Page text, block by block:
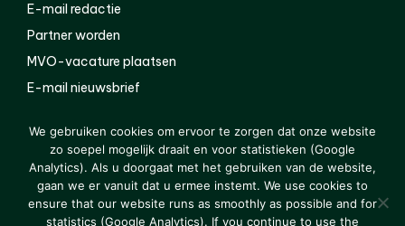
E-mail redactie
Partner worden
MVO-vacature plaatsen
E-mail nieuwsbrief
© 2000-2026 Van der Molen EIS Colofon
Disclaimer
Privacy
We gebruiken cookies om ervoor te zorgen dat onze website
zo soepel mogelijk draait en voor statistieken (Google
Analytics). Als u doorgaat met het gebruiken van de website,
gaan we er vanuit dat u ermee instemt. We use cookies to
ensure that our website runs as smoothly as possible and for
statistics (Google Analytics). If you continue to use the